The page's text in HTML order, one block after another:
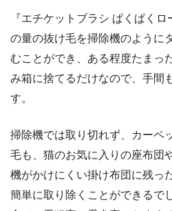
『エチケットブラシ ぱくぱく
の量の抜け毛を掃除機のように
むことができ、ある程度たまっ
み箱に捨てるだけなので、手間
す。
掃除機では取り切れず、カーペ
毛も、猫のお気に入りの座布団
機がかけにくい掛け布団に残っ
簡単に取り除くことができるで